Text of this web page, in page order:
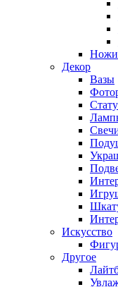
Ножи
Декор
Вазы
Искусство
Другое